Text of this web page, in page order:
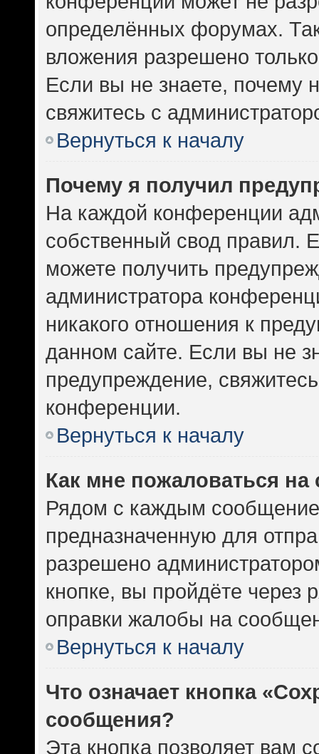
определённых форумах.
вложения разрешено
Если вы не знаете, почему
свяжитесь с
Вернуться к началу
Почему я получил
На каждой конференции
собственный свод правил.
можете получить
администратора
никакого отношения к
данном сайте. Если вы не
предупреждение,
конференции.
Вернуться к началу
Как мне пожаловаться
Рядом с каждым
предназначенную для
разрешено
кнопке, вы пройдёте
оправки жалобы на
Вернуться к началу
Что означает кнопка
сообщения?
Эта кнопка позволяет вам